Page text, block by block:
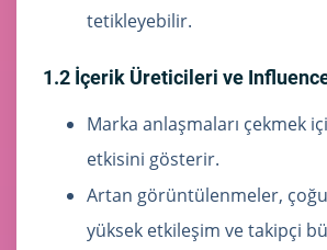
tetikleyebilir.
1.2 İçerik Üreticileri ve
Marka anlaşmaları çekmek
etkisini gösterir.
Artan görüntülenmeler,
yüksek etkileşim ve takipçi